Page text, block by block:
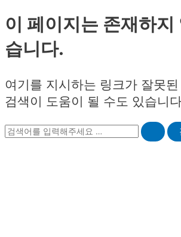
이 페이지는 존재하지
습니다.
여기를 지시하는 링크가 잘못
검색이 도움이 될 수도 있습니
Search
for: